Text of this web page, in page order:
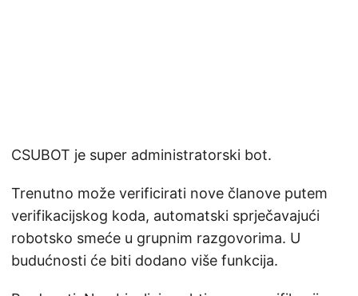
CSUBOT je super administratorski bot.
Trenutno može verificirati nove članove putem
verifikacijskog koda, automatski sprječavajući
robotsko smeće u grupnim razgovorima. U
budućnosti će biti dodano više funkcija.